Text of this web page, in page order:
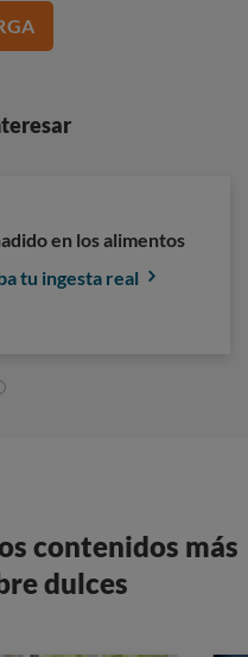
en los alimentos
tu ingesta real
contenidos más
dulces